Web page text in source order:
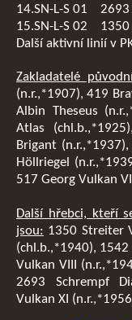
14.SN-L-S 01 2693
15.SN-L-S 02
Další aktivní linií v
Zakladatelé
(n.r.,*1907), 419
Albin Theseus
Atlas
Brigant
Höllriegel
517 Georg Vulkan
Další hřebci, kteří
jsou: 1350 Streiter
(chl.b.,*1940),
Vulkan VIII
2693 Schrempf
Vulkan XI